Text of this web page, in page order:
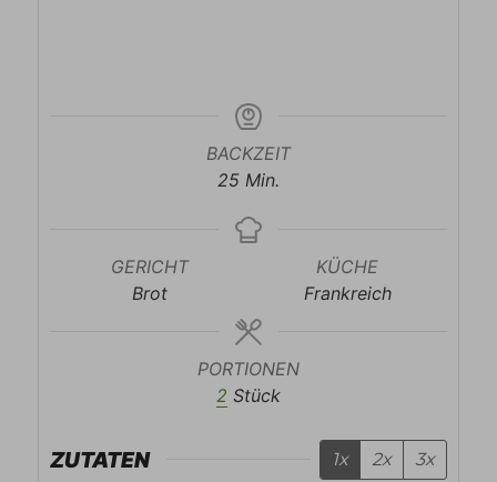
BACKZEIT
25Minuten
Min.
GERICHT
Brot
KÜCHE
Frankreich
PORTIONEN
2 Stück
ZUTATEN 1x 2x 3x